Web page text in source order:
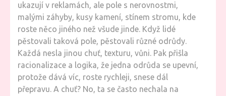
ukazují v reklamách, ale pole s nerovnostmi,
malými záhyby, kusy kamení, stínem stromu, kde
roste něco jiného než všude jinde. Když lidé
pěstovali taková pole, pěstovali různé odrůdy.
Každá nesla jinou chuť, texturu, vůni. Pak přišla
racionalizace a logika, že jedna odrůda se upevní,
protože dává víc, roste rychleji, snese dál
přepravu. A chuť? No, ta se často nechala na